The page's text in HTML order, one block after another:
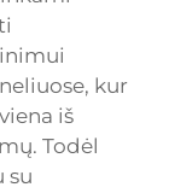
kur
iš
Todėl
su